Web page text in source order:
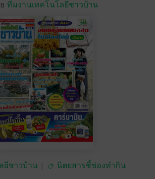
ทีมงานเทคโนโลยีชาวบ้าน
ยีชาวบ้าน นิตยสารชี้ช่องทำกิน